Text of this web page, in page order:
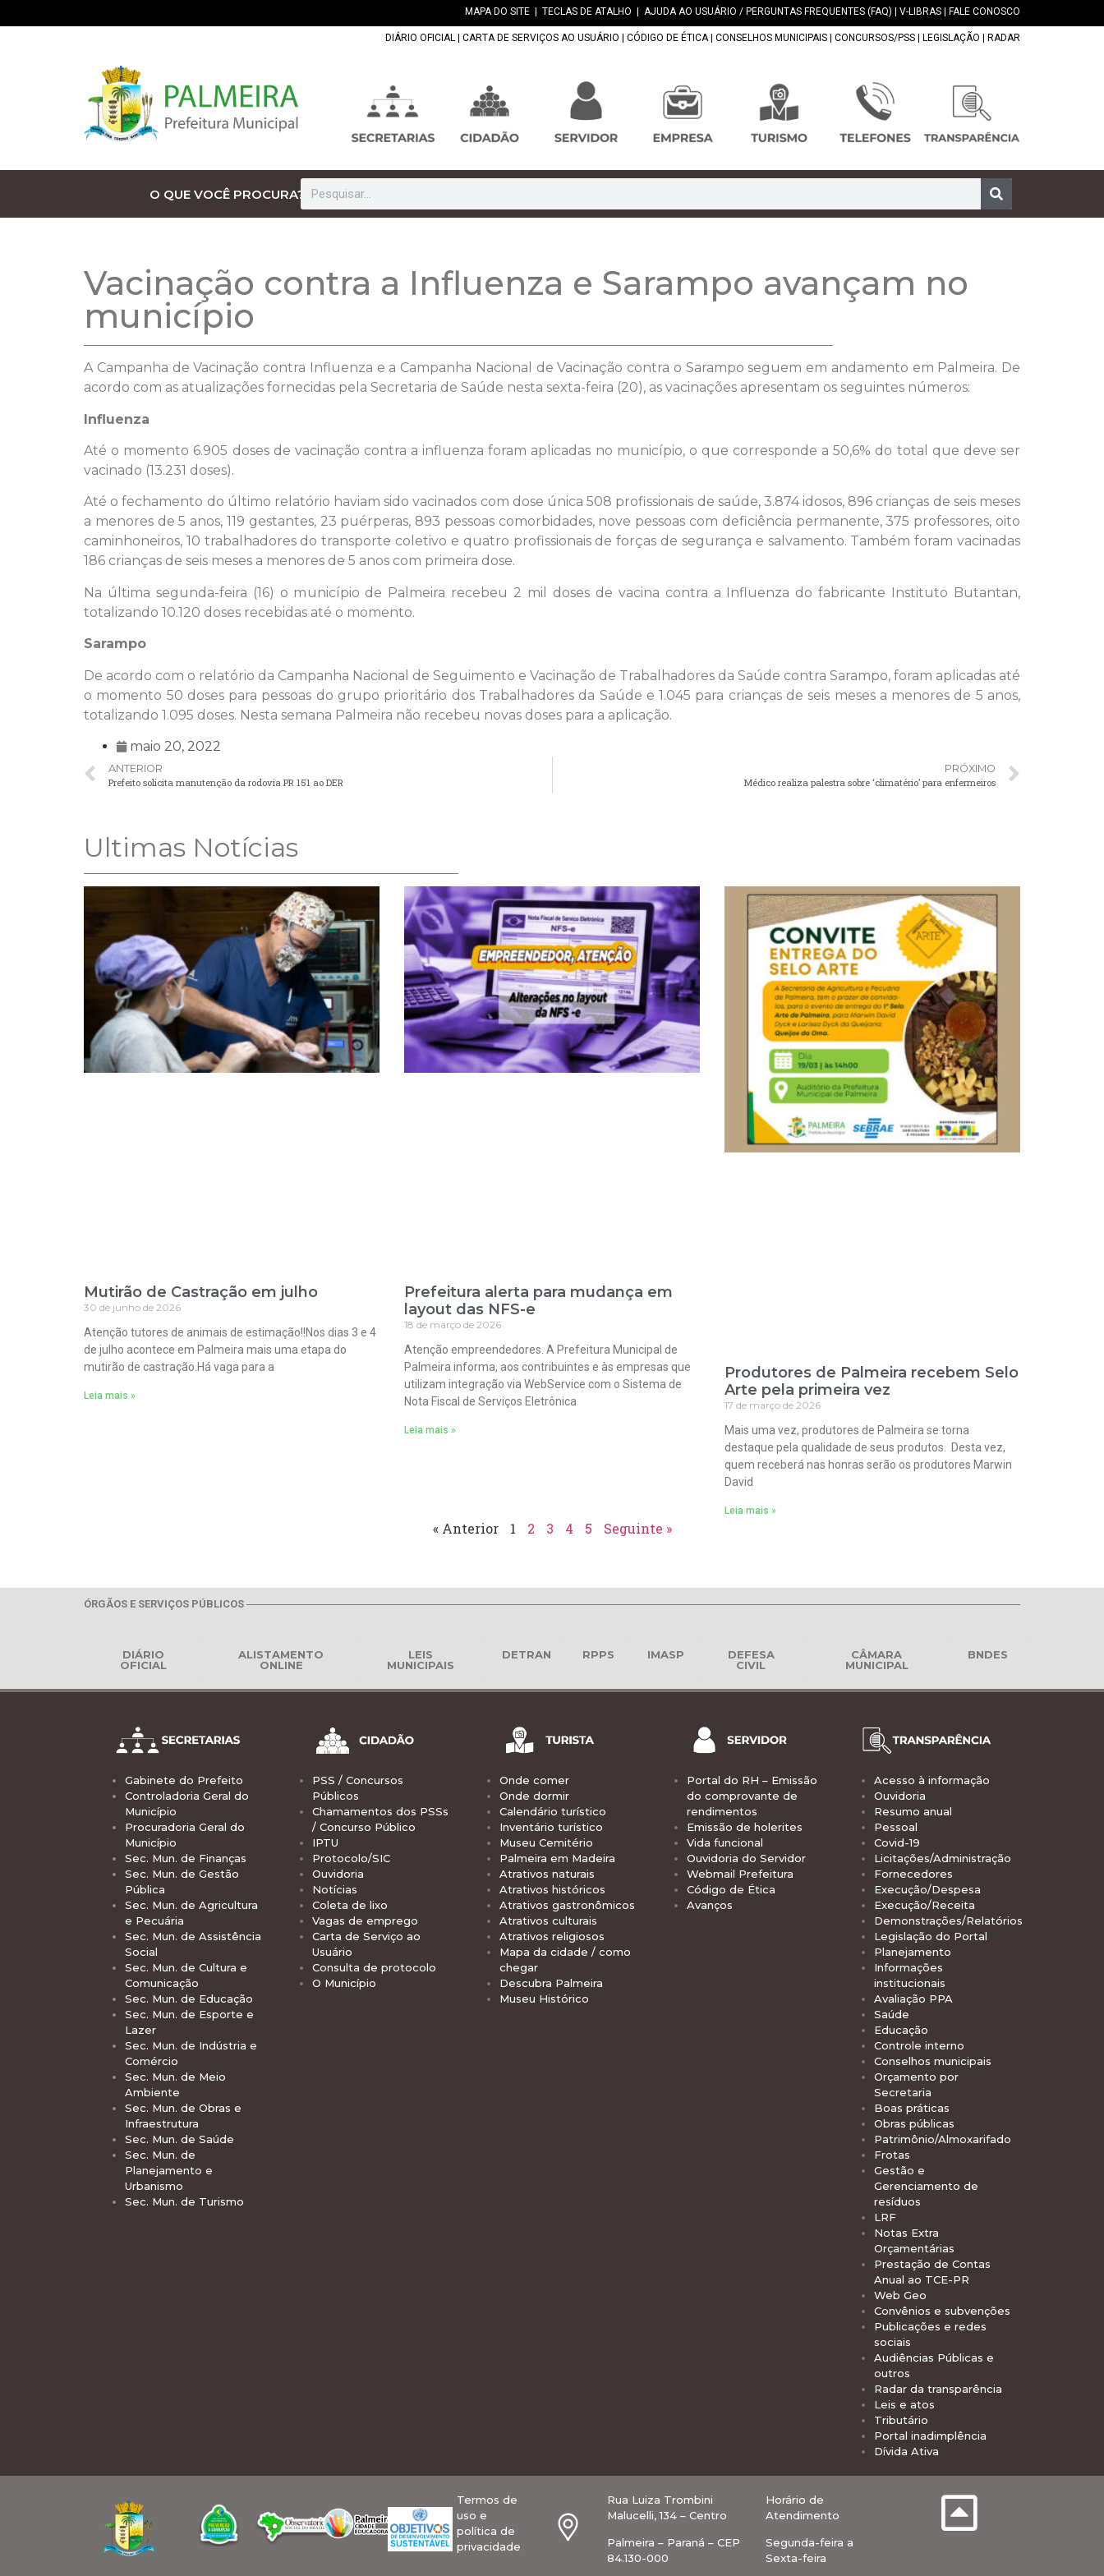
MAPA DO SITE TECLAS DE ATALHO AJUDA AO USUÁRIO / PERGUNTAS FREQUENTES (FAQ) V-LIBRAS FALE CONOSCO
DIÁRIO OFICIAL CARTA DE SERVIÇOS AO USUÁRIO CÓDIGO DE ÉTICA| CONSELHOS MUNICIPAIS CONCURSOS/PSS LEGISLAÇÃO RADAR
O QUE VOCÊ PROCURA?
Vacinação contra a Influenza e Sarampo avançam no
município
A Campanha de Vacinação contra Influenza e a Campanha Nacional de Vacinação contra o Sarampo seguem em andamento em Palmeira. De
acordo com as atualizações fornecidas pela Secretaria de Saúde nesta sexta-feira (20), as vacinações apresentam os seguintes números:
Influenza
Até o momento 6.905 doses de vacinação contra a influenza foram aplicadas no município, o que corresponde a 50,6% do total que deve ser
vacinado (13.231 doses).
Até o fechamento do último relatório haviam sido vacinados com dose única 508 profissionais de saúde, 3.874 idosos, 896 crianças de seis meses
a menores de 5 anos, 119 gestantes, 23 puérperas, 893 pessoas comorbidades, nove pessoas com deficiência permanente, 375 professores, oito
caminhoneiros, 10 trabalhadores do transporte coletivo e quatro profissionais de forças de segurança e salvamento. Também foram vacinadas
186 crianças de seis meses a menores de 5 anos com primeira dose.
Na última segunda-feira (16) o município de Palmeira recebeu 2 mil doses de vacina contra a Influenza do fabricante Instituto Butantan,
totalizando 10.120 doses recebidas até o momento.
Sarampo
De acordo com o relatório da Campanha Nacional de Seguimento e Vacinação de Trabalhadores da Saúde contra Sarampo, foram aplicadas até
o momento 50 doses para pessoas do grupo prioritário dos Trabalhadores da Saúde e 1.045 para crianças de seis meses a menores de 5 anos,
totalizando 1.095 doses. Nesta semana Palmeira não recebeu novas doses para a aplicação.
maio 20, 2022
ANTERIOR
Prefeito solicita manutenção da rodovia PR 151 ao DER
PRÓXIMO
Médico realiza palestra sobre ‘climatério’ para enfermeiros
Ultimas Notícias
Mutirão de Castração em julho
30 de junho de 2026
Atenção tutores de animais de estimação!!Nos dias 3 e 4
de julho acontece em Palmeira mais uma etapa do
mutirão de castração.Há vaga para a
Leia mais »
Prefeitura alerta para mudança em
layout das NFS-e
18 de março de 2026
Atenção empreendedores. A Prefeitura Municipal de
Palmeira informa, aos contribuintes e às empresas que
utilizam integração via WebService com o Sistema de
Nota Fiscal de Serviços Eletrônica
Leia mais »
Produtores de Palmeira recebem Selo
Arte pela primeira vez
17 de março de 2026
Mais uma vez, produtores de Palmeira se torna
destaque pela qualidade de seus produtos. Desta vez,
quem receberá nas honras serão os produtores Marwin
David
Leia mais »
« Anterior 1 2 3 4 5 Seguinte »
ÓRGÃOS E SERVIÇOS PÚBLICOS
DIÁRIO
OFICIAL
ALISTAMENTO
ONLINE
LEIS
MUNICIPAIS
DETRAN RPPS IMASP
DEFESA
CIVIL
CÂMARA
MUNICIPAL
BNDES
Gabinete do Prefeito
Controladoria Geral do
Município
Procuradoria Geral do
Município
Sec. Mun. de Finanças
Sec. Mun. de Gestão
Pública
Sec. Mun. de Agricultura
e Pecuária
Sec. Mun. de Assistência
Social
Sec. Mun. de Cultura e
Comunicação
Sec. Mun. de Educação
Sec. Mun. de Esporte e
Lazer
Sec. Mun. de Indústria e
Comércio
Sec. Mun. de Meio
Ambiente
Sec. Mun. de Obras e
Infraestrutura
Sec. Mun. de Saúde
Sec. Mun. de
Planejamento e
Urbanismo
Sec. Mun. de Turismo
PSS / Concursos
Públicos
Chamamentos dos PSSs
/ Concurso Público
IPTU
Protocolo/SIC
Ouvidoria
Notícias
Coleta de lixo
Vagas de emprego
Carta de Serviço ao
Usuário
Consulta de protocolo
O Município
Onde comer
Onde dormir
Calendário turístico
Inventário turístico
Museu Cemitério
Palmeira em Madeira
Atrativos naturais
Atrativos históricos
Atrativos gastronômicos
Atrativos culturais
Atrativos religiosos
Mapa da cidade / como
chegar
Descubra Palmeira
Museu Histórico
Portal do RH – Emissão
do comprovante de
rendimentos
Emissão de holerites
Vida funcional
Ouvidoria do Servidor
Webmail Prefeitura
Código de Ética
Avanços
Acesso à informação
Ouvidoria
Resumo anual
Pessoal
Covid-19
Licitações/Administração
Fornecedores
Execução/Despesa
Execução/Receita
Demonstrações/Relatórios
Legislação do Portal
Planejamento
Informações
institucionais
Avaliação PPA
Saúde
Educação
Controle interno
Conselhos municipais
Orçamento por
Secretaria
Boas práticas
Obras públicas
Patrimônio/Almoxarifado
Frotas
Gestão e
Gerenciamento de
resíduos
LRF
Notas Extra
Orçamentárias
Prestação de Contas
Anual ao TCE-PR
Web Geo
Convênios e subvenções
Publicações e redes
sociais
Audiências Públicas e
outros
Radar da transparência
Leis e atos
Tributário
Portal inadimplência
Dívida Ativa
Termos de
uso e
política de
privacidade
Rua Luiza Trombini
Malucelli, 134 – Centro
Palmeira – Paraná – CEP
84.130-000
Horário de
Atendimento
Segunda-feira a
Sexta-feira